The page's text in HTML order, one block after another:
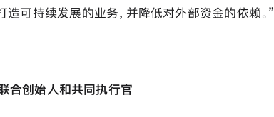
造可持续发展的业务，并降低对外部资金的依赖。”
创始人和共同执行官